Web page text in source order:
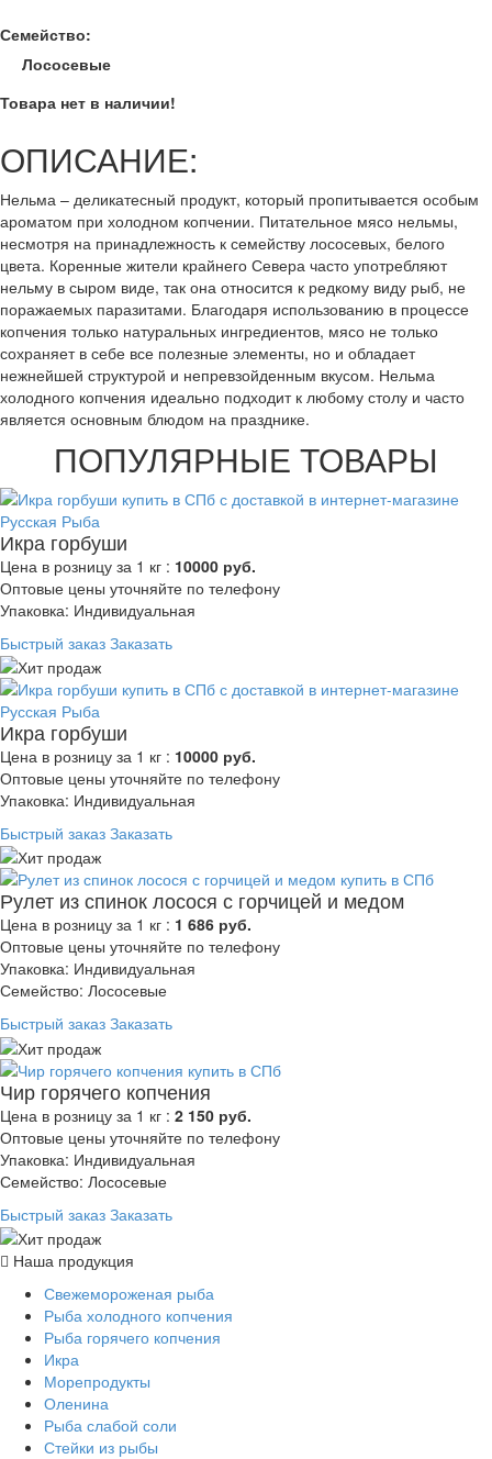
Семейство:
Лососевые
Товара нет в наличии!
ОПИСАНИЕ:
Нельма – деликатесный продукт, который пропитывается особым
ароматом при холодном копчении. Питательное мясо нельмы,
несмотря на принадлежность к семейству лососевых, белого
цвета. Коренные жители крайнего Севера часто употребляют
нельму в сыром виде, так она относится к редкому виду рыб, не
поражаемых паразитами. Благодаря использованию в процессе
копчения только натуральных ингредиентов, мясо не только
сохраняет в себе все полезные элементы, но и обладает
нежнейшей структурой и непревзойденным вкусом. Нельма
холодного копчения идеально подходит к любому столу и часто
является основным блюдом на празднике.
ПОПУЛЯРНЫЕ ТОВАРЫ
Икра горбуши
Цена в розницу за 1 кг : 10000 руб.
Оптовые цены уточняйте по телефону
Упаковка: Индивидуальная
Быстрый заказ Заказать
Икра горбуши
Цена в розницу за 1 кг : 10000 руб.
Оптовые цены уточняйте по телефону
Упаковка: Индивидуальная
Быстрый заказ Заказать
Рулет из спинок лосося с горчицей и медом
Цена в розницу за 1 кг : 1 686 руб.
Оптовые цены уточняйте по телефону
Упаковка: Индивидуальная
Семейство: Лососевые
Быстрый заказ Заказать
Чир горячего копчения
Цена в розницу за 1 кг : 2 150 руб.
Оптовые цены уточняйте по телефону
Упаковка: Индивидуальная
Семейство: Лососевые
Быстрый заказ Заказать
Наша продукция
Свежемороженая рыба
Рыба холодного копчения
Рыба горячего копчения
Икра
Морепродукты
Оленина
Рыба слабой соли
Стейки из рыбы